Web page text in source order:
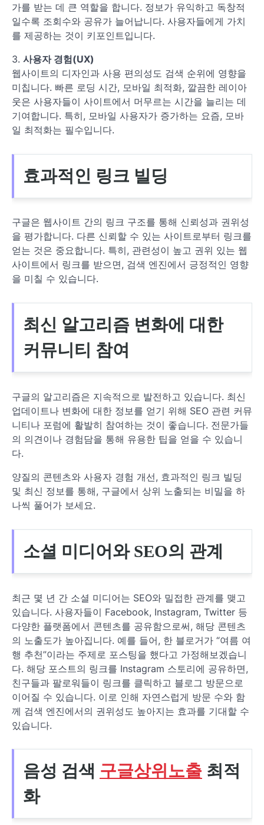
가를 받는 데 큰 역할을 합니다. 정보가 유익하고 독창적
일수록 조회수와 공유가 늘어납니다. 사용자들에게 가치
를 제공하는 것이 키포인트입니다.
3. 사용자 경험(UX)
웹사이트의 디자인과 사용 편의성도 검색 순위에 영향을
미칩니다. 빠른 로딩 시간, 모바일 최적화, 깔끔한 레이아
웃은 사용자들이 사이트에서 머무르는 시간을 늘리는 데
기여합니다. 특히, 모바일 사용자가 증가하는 요즘, 모바
일 최적화는 필수입니다.
효과적인 링크 빌딩
구글은 웹사이트 간의 링크 구조를 통해 신뢰성과 권위성
을 평가합니다. 다른 신뢰할 수 있는 사이트로부터 링크를
얻는 것은 중요합니다. 특히, 관련성이 높고 권위 있는 웹
사이트에서 링크를 받으면, 검색 엔진에서 긍정적인 영향
을 미칠 수 있습니다.
최신 알고리즘 변화에 대한
커뮤니티 참여
구글의 알고리즘은 지속적으로 발전하고 있습니다. 최신
업데이트나 변화에 대한 정보를 얻기 위해 SEO 관련 커뮤
니티나 포럼에 활발히 참여하는 것이 좋습니다. 전문가들
의 의견이나 경험담을 통해 유용한 팁을 얻을 수 있습니
다.
양질의 콘텐츠와 사용자 경험 개선, 효과적인 링크 빌딩
및 최신 정보를 통해, 구글에서 상위 노출되는 비밀을 하
나씩 풀어가 보세요.
소셜 미디어와 SEO의 관계
최근 몇 년 간 소셜 미디어는 SEO와 밀접한 관계를 맺고
있습니다. 사용자들이 Facebook, Instagram, Twitter 등
다양한 플랫폼에서 콘텐츠를 공유함으로써, 해당 콘텐츠
의 노출도가 높아집니다. 예를 들어, 한 블로거가 “여름 여
행 추천”이라는 주제로 포스팅을 했다고 가정해보겠습니
다. 해당 포스트의 링크를 Instagram 스토리에 공유하면,
친구들과 팔로워들이 링크를 클릭하고 블로그 방문으로
이어질 수 있습니다. 이로 인해 자연스럽게 방문 수와 함
께 검색 엔진에서의 권위성도 높아지는 효과를 기대할 수
있습니다.
음성 검색 구글상위노출 최적
화